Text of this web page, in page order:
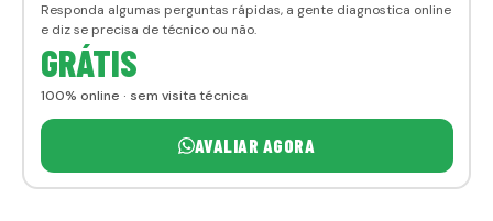
Responda algumas perguntas rápidas, a gente diagnostica online
e diz se precisa de técnico ou não.
GRÁTIS
100% online · sem visita técnica
AVALIAR AGORA